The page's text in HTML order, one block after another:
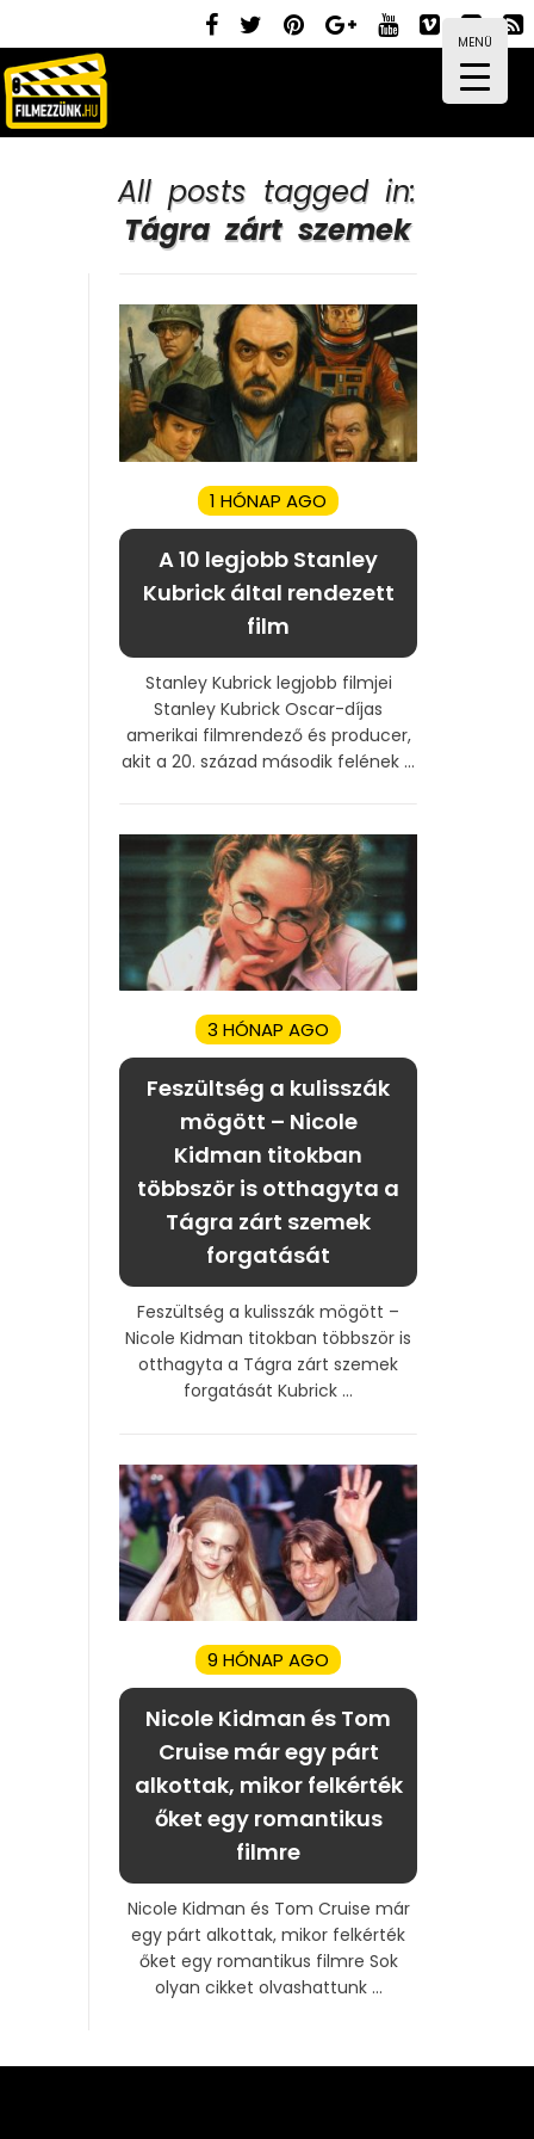
MENÜ
All posts tagged in:
Tágra zárt szemek
1 HÓNAP AGO
A 10 legjobb Stanley
Kubrick által rendezett
film
Stanley Kubrick legjobb filmjei
Stanley Kubrick Oscar-díjas
amerikai filmrendező és producer,
akit a 20. század második felének ...
3 HÓNAP AGO
Feszültség a kulisszák
mögött – Nicole
Kidman titokban
többször is otthagyta a
Tágra zárt szemek
forgatását
Feszültség a kulisszák mögött –
Nicole Kidman titokban többször is
otthagyta a Tágra zárt szemek
forgatását Kubrick ...
9 HÓNAP AGO
Nicole Kidman és Tom
Cruise már egy párt
alkottak, mikor felkérték
őket egy romantikus
filmre
Nicole Kidman és Tom Cruise már
egy párt alkottak, mikor felkérték
őket egy romantikus filmre Sok
olyan cikket olvashattunk ...